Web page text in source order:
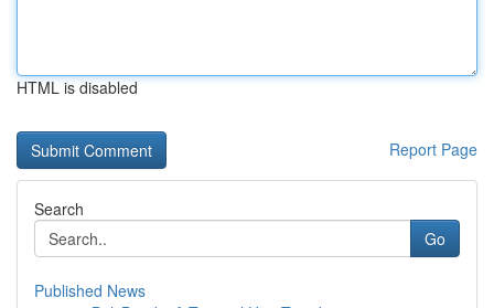
HTML is disabled
Report Page
Search
Go
Published News